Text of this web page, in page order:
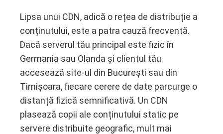
Lipsa unui CDN, adică o rețea de distribuție a
conținutului, este a patra cauză frecventă.
Dacă serverul tău principal este fizic în
Germania sau Olanda și clientul tău
accesează site-ul din București sau din
Timișoara, fiecare cerere de date parcurge o
distanță fizică semnificativă. Un CDN
plasează copii ale conținutului static pe
servere distribuite geografic, mult mai